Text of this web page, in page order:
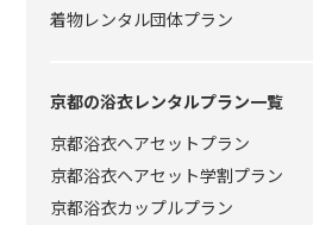
着物レンタル団体プラン
京都の浴衣レンタルプラン一覧
京都浴衣ヘアセットプラン
京都浴衣ヘアセット学割プラン
京都浴衣カップルプラン